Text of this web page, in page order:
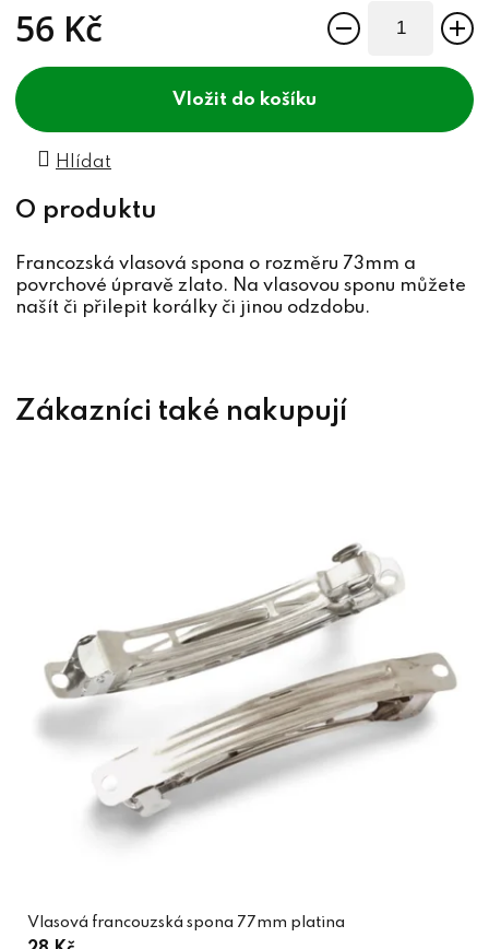
56 Kč
do košíku
Hlídat
Francozská vlasová spona o rozměru 73mm a
povrchové úpravě zlato. Na vlasovou sponu můžete
našít či přilepit korálky či jinou odzdobu.
Vlasová francouzská spona 77mm platina